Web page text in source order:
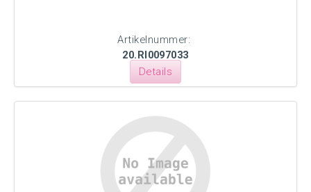
Artikelnummer:
20.RI0097033
Details